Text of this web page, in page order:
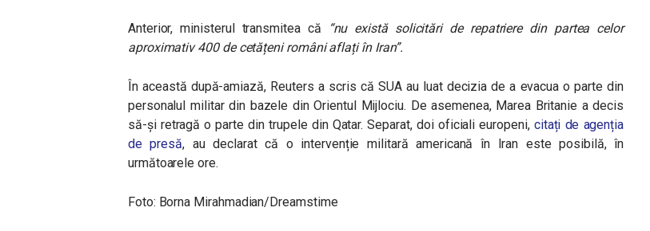
Anterior, ministerul transmitea că
“nu există solicitări de repatriere din partea celor
aproximativ 400 de cetățeni români aflați în Iran”.
În această după-amiază, Reuters a scris că SUA au luat decizia de a evacua o parte din
personalul militar din bazele din Orientul Mijlociu. De asemenea, Marea Britanie a decis
să-și retragă o parte din trupele din Qatar. Separat, doi oficiali europeni, citați de agenția
de presă, au declarat că o intervenție militară americană în Iran este posibilă, în
următoarele ore.
Foto: Borna Mirahmadian/Dreamstime